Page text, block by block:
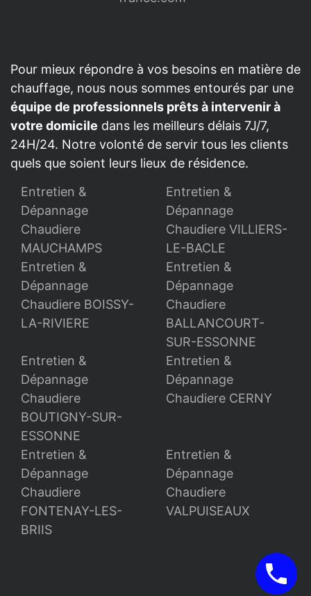
Pour mieux répondre à vos besoins en matière de
chauffage, nous nous sommes entourés par une
équipe de professionnels prêts à intervenir à
votre domicile dans les meilleurs délais 7J/7,
24H/24. Notre volonté de servir tous les clients
quels que soient leurs lieux de résidence.
Entretien &
Dépannage
Chaudiere
MAUCHAMPS
Entretien &
Dépannage
Chaudiere VILLIERS-
LE-BACLE
Entretien &
Dépannage
Chaudiere BOISSY-
LA-RIVIERE
Entretien &
Dépannage
Chaudiere
BALLANCOURT-
SUR-ESSONNE
Entretien &
Dépannage
Chaudiere
BOUTIGNY-SUR-
ESSONNE
Entretien &
Dépannage
Chaudiere CERNY
Entretien &
Dépannage
Chaudiere
FONTENAY-LES-
BRIIS
Entretien &
Dépannage
Chaudiere
VALPUISEAUX